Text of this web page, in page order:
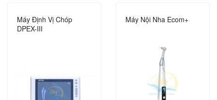
Máy Định Vị Chóp
DPEX-III
Máy Nội Nha Ecom+